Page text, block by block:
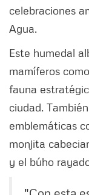
celebraciones
Agua.
Este humedal
mamíferos
fauna
ciudad.
emblemáticas
monjita
y el búho